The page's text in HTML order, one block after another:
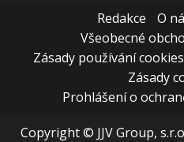
Redakce
O
Všeobecné
Zásady používání cookies
Zásady
Prohlášení o
Copyright © JJV Group,